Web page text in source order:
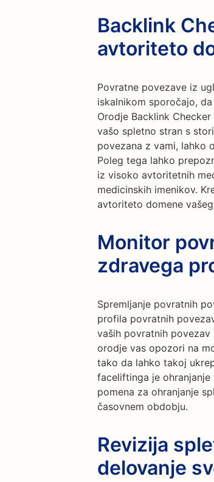
Backlink
avtoriteto
Povratne povezave iz
iskalnikom sporočajo,
Orodje Backlink
vašo spletno stran s
povezana z vami, lahko
Poleg tega lahko
iz visoko avtoritetnih
medicinskih imenikov.
avtoriteto domene
Monitor
zdravega
Spremljanje povratnih
profila povratnih
vaših povratnih povezav
orodje vas opozori na
tako da lahko takoj
faceliftinga je
pomena za ohranjanje
časovnem obdobju.
Revizija
delovanje